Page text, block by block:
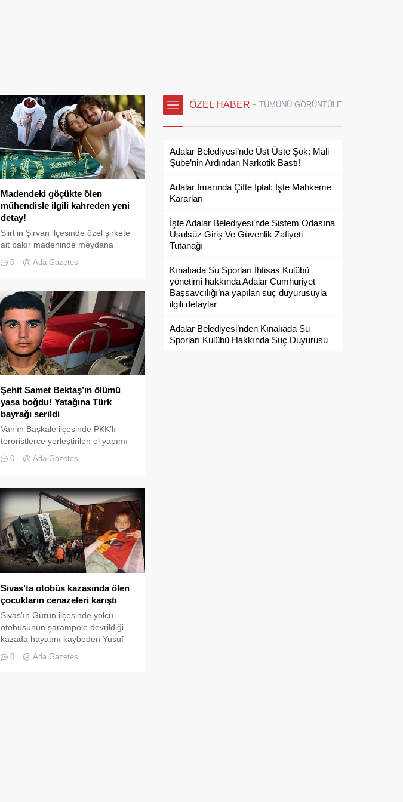
Madendeki göçükte ölen
mühendisle ilgili kahreden yeni
detay!
Siirt’in Şirvan ilçesinde özel şirkete
ait bakır madeninde meydana
kişiden maden mühendisi Zekayi
Giresun’da toprağa verildi. Acılı
baba kahreden detayı anlattı.
0 Ada Gazetesi
Şehit Samet Bektaş’ın ölümü
yasa boğdu! Yatağına Türk
bayrağı serildi
Van’ın Başkale ilçesinde PKK’lı
teröristlerce yerleştirilen el yapımı
sırasında infilak etmesi sonucu
Bektaş (22), memleketi
Kahramanmaraş'ta toprağa verildi.
0 Ada Gazetesi
Sivas’ta otobüs kazasında ölen
çocukların cenazeleri karıştı
Sivas'ın Gürün ilçesinde yolcu
otobüsünün şarampole devrildiği
kazada hayatını kaybeden Yusuf
uyruklu Ahmad Reshad’ın (10)
0 Ada Gazetesi
ÖZEL HABER + TÜMÜNÜ GÖRÜNTÜLE
Adalar Belediyesi’nde Üst Üste Şok: Mali
Şube’nin Ardından Narkotik Bastı!
Adalar İmarında Çifte İptal: İşte Mahkeme
Kararları
İşte Adalar Belediyesi’nde Sistem Odasına
Usulsüz Giriş Ve Güvenlik Zafiyeti
Tutanağı
Kınalıada Su Sporları İhtisas Kulübü
yönetimi hakkında Adalar Cumhuriyet
Başsavcılığı’na yapılan suç duyurusuyla
ilgili detaylar
Adalar Belediyesi’nden Kınalıada Su
Sporları Kulübü Hakkında Suç Duyurusu